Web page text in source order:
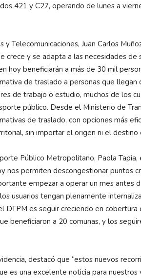
421 y C27, operando de lunes a
Telecomunicaciones, Juan Carlos
crece y se adapta a las necesidades de
hoy beneficiarán a más de 30 mil
de traslado a personas que
de trabajo o estudio, muchos de los
público. Desde el Ministerio de
de traslado, con opciones más
sin importar el origen ni el destino
Público Metropolitano, Paola Tapia,
nos permiten descongestionar puntos
empezar a operar un mes antes
usuarios tengan plenamente
DTPM es seguir creciendo en cobertura
beneficiaron a 20 comunas, y los
destacó que “estos nuevos
es una excelente noticia para nuestros